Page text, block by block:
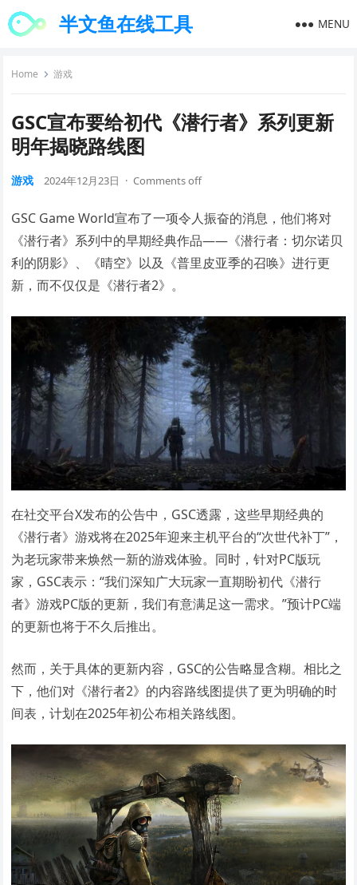
半文鱼在线工具 MENU
Home 游戏
GSC宣布要给初代《潜行者》系列更新
明年揭晓路线图
游戏 2024年12月23日 · Comments off
GSC Game World宣布了一项令人振奋的消息，他们将对
《潜行者》系列中的早期经典作品——《潜行者：切尔诺贝
利的阴影》、《晴空》以及《普里皮亚季的召唤》进行更
新，而不仅仅是《潜行者2》。
在社交平台X发布的公告中，GSC透露，这些早期经典的
《潜行者》游戏将在2025年迎来主机平台的“次世代补丁”，
为老玩家带来焕然一新的游戏体验。同时，针对PC版玩
家，GSC表示：“我们深知广大玩家一直期盼初代《潜行
者》游戏PC版的更新，我们有意满足这一需求。”预计PC端
的更新也将于不久后推出。
然而，关于具体的更新内容，GSC的公告略显含糊。相比之
下，他们对《潜行者2》的内容路线图提供了更为明确的时
间表，计划在2025年初公布相关路线图。